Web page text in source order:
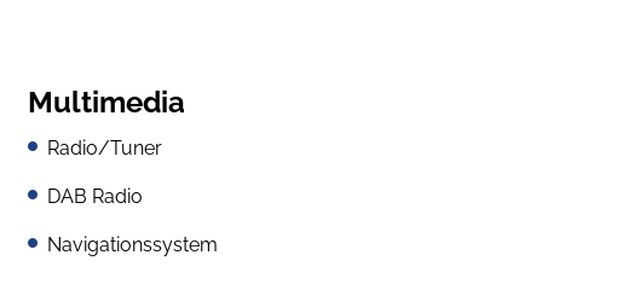
Multimedia
Radio/Tuner
DAB Radio
Navigationssystem